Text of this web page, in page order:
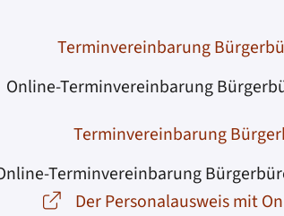
Terminvereinbarung
Online-Terminvereinbarung
Terminvereinbarung
Terminvereinbarung
Der Personalausweis mit